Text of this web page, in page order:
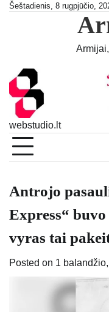
SkipŠeštadienis, 8 rugpjūčio,
webstudio.lt
Antrojo
Express“
vyras tai
Posted on 1